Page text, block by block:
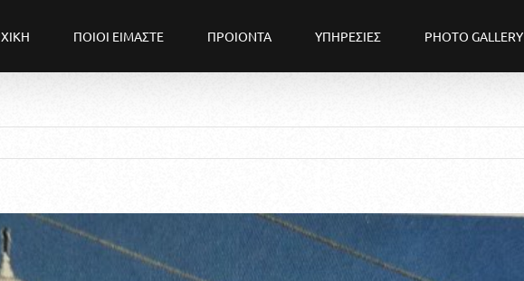
ΠΟΙΟΙ ΕΙΜΑΣΤΕ ΠΡΟΙΟΝΤΑ ΥΠΗΡΕΣΙΕΣ PHOTO GALLERY